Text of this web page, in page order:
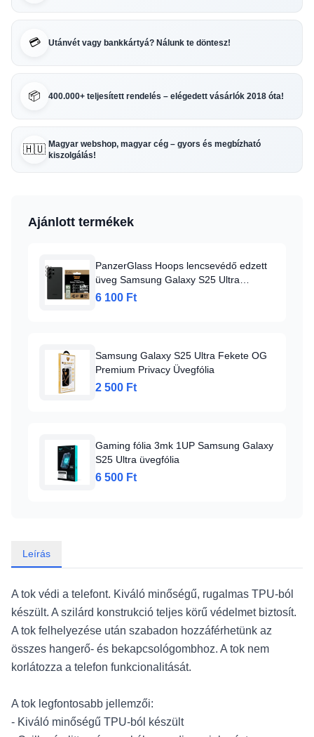
💳 Utánvét vagy bankkártyá? Nálunk te döntesz!
📦 400.000+ teljesített rendelés – elégedett vásárlók 2018 óta!
🇭🇺 Magyar webshop, magyar cég – gyors és megbízható
kiszolgálás!
Ajánlott termékek
PanzerGlass Hoops lencsevédő edzett
üveg Samsung Galaxy S25 Ultra
átlátszó üvegfólia
6 100 Ft
Samsung Galaxy S25 Ultra Fekete OG
Premium Privacy Üvegfólia
2 500 Ft
Gaming fólia 3mk 1UP Samsung Galaxy
S25 Ultra üvegfólia
6 500 Ft
Leírás
A tok védi a telefont. Kiváló minőségű, rugalmas TPU-ból
készült. A szilárd konstrukció teljes körű védelmet biztosít.
A tok felhelyezése után szabadon hozzáférhetünk az
összes hangerő- és bekapcsológombhoz. A tok nem
korlátozza a telefon funkcionalitását.
A tok legfontosabb jellemzői:
- Kiváló minőségű TPU-ból készült